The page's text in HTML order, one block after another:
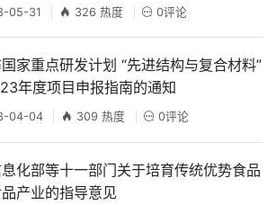
05-31 326 热度 0评论
家重点研发计划 “先进结构与复合材料”
年度项目申报指南的通知
04-04 309 热度 0评论
化部等十一部门关于培育传统优势食品
产业的指导意见